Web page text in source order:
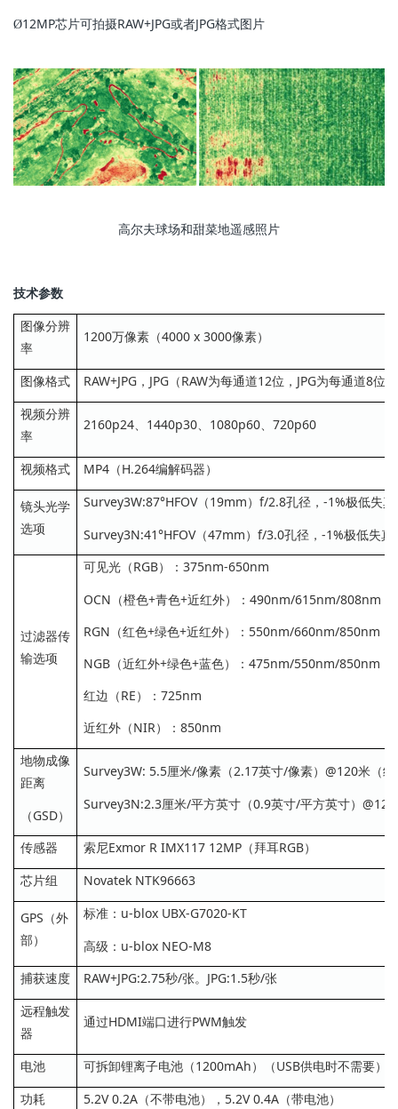
Ø12MP芯片可拍摄RAW+JPG或者JPG格式图片
高尔夫球场和甜菜地遥感照片
技术参数
图像分辨
率
1200万像素（4000 x 3000像素）
图像格式
RAW+JPG，JPG（RAW为每通道12位，JPG为每通道8位）
视频分辨
率
2160p24、1440p30、1080p60、720p60
视频格式 MP4（H.264编解码器）
镜头光学
选项
Survey3W:87°HFOV（19mm）f/2.8孔径，-1%极低失
Survey3N:41°HFOV（47mm）f/3.0孔径，-1%极低失真
过滤器传
输选项
可见光（RGB）：375nm-650nm
OCN（橙色+青色+近红外）：490nm/615nm/808nm
RGN（红色+绿色+近红外）：550nm/660nm/850nm
NGB（近红外+绿色+蓝色）：475nm/550nm/850nm
红边（RE）：725nm
近红外（NIR）：850nm
地物成像
距离
（GSD）
Survey3W: 5.5厘米/像素（2.17英寸/像素）@120米（
Survey3N:2.3厘米/平方英寸（0.9英寸/平方英寸）
传感器
索尼Exmor R IMX117 12MP（拜耳RGB）
芯片组
Novatek NTK96663
GPS（外
部）
标准：u-blox UBX-G7020-KT
高级：u-blox NEO-M8
捕获速度
RAW+JPG:2.75秒/张。JPG:1.5秒/张
远程触发
器
通过HDMI端口进行PWM触发
电池
可拆卸锂离子电池（1200mAh）（USB供电时不需要）
功耗
5.2V 0.2A（不带电池），5.2V 0.4A（带电池）